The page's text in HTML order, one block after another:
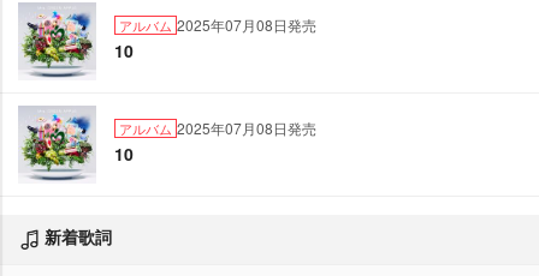
アルバム 2025年07月08日発売
10
アルバム 2025年07月08日発売
10
新着歌詞